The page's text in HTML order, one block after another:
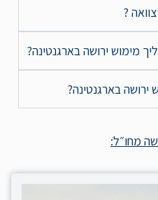
?
מימוש ירושה בארגנטינה?
בארגנטינה?
מחו״לֹ: